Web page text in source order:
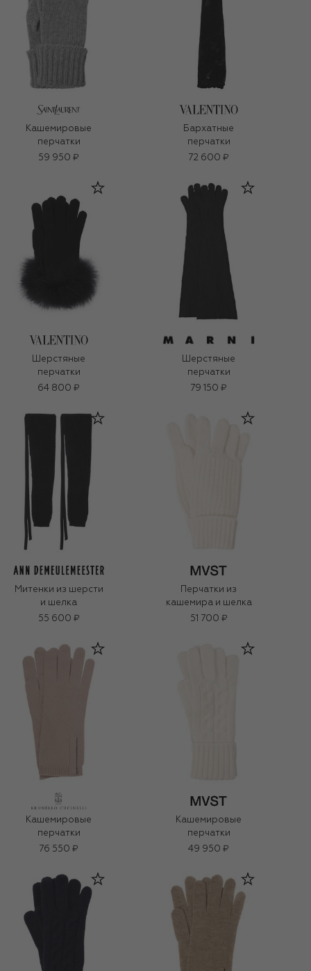
Кашемировые
перчатки
59 950 ₽
Бархатные
перчатки
72 600 ₽
Шерстяные
перчатки
64 800 ₽
Шерстяные
перчатки
79 150 ₽
Митенки из шерсти
и шелка
55 600 ₽
Перчатки из
кашемира и шелка
51 700 ₽
Кашемировые
перчатки
76 550 ₽
Кашемировые
перчатки
49 950 ₽